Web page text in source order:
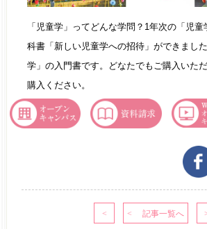
「児童学」ってどんな学問？1年次の「児
科書「新しい児童学への招待」ができまし
学」の入門書です。どなたでもご購入いた
購入ください。
（児童学科）